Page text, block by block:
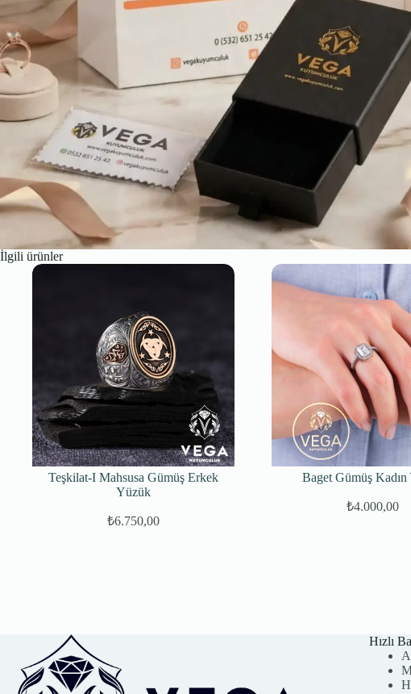
İlgili ürünler
Teşkilat-I Mahsusa Gümüş Erkek
Yüzük
₺6.750,00
Baget Gümüş
₺4.000,00
Hızlı